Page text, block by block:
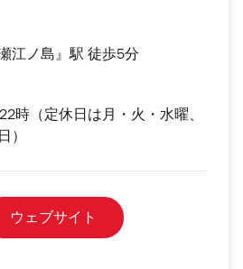
江ノ島』駅 徒歩5分
時（定休日は月・火・水曜、
）
ウェブサイト